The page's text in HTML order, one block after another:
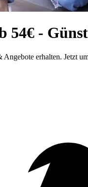
54€ -
erhalten. Jetzt